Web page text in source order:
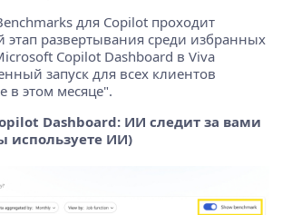
для Copilot проходит
развертывания среди избранных
Copilot Dashboard в Viva
запуск для всех клиентов
в этом месяце".
Dashboard: ИИ следит за вами
используете ИИ)